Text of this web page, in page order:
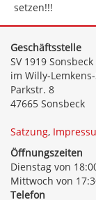
setzen!!!
Geschäftsstelle
SV 1919 Sonsbeck
im Willy-
Parkstr. 8
47665 Sonsbeck
Satzung,
Öffnungszeiten
Dienstag von
Mittwoch von
Telefon